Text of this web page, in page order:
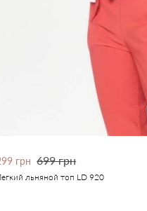
грн 699 грн
льняной топ LD 920